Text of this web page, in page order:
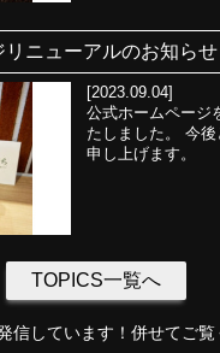
ニューアルのお知らせ
[2023.09.04]
公式ホームページ
たしました。 今
申し上げます。
TOPICS一覧へ
信しています！併せてご覧